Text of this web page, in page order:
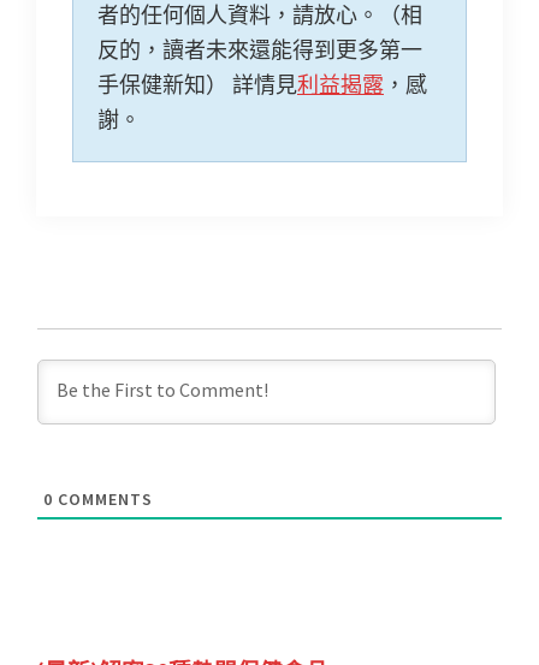
者的任何個人資料，請放心。（相
反的，讀者未來還能得到更多第一
手保健新知） 詳情見利益揭露 ，感
謝。
0 COMMENTS